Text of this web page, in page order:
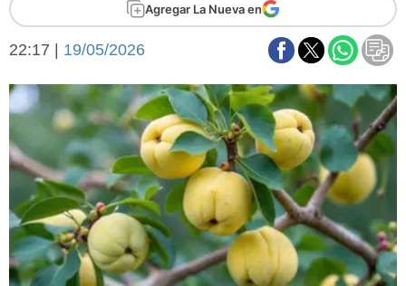
Economía y campo
Economía y finanzas
Con el campo
Espacio empresas
Sociedad y tiempo
libre
Sociedad
Tecnología
Turismo
Salud
Es viral
El tiempo
Fúnebres
Clasificados
Agregar La Nueva en
22:17 | 19/05/2026